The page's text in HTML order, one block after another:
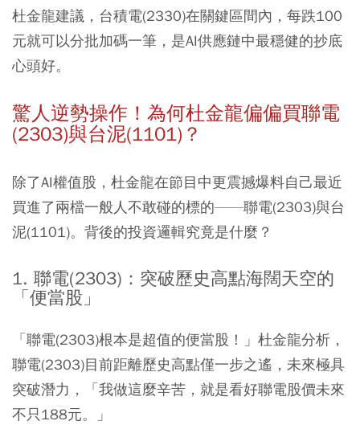
杜金龍建議，台積電(2330)在關鍵區間內，每跌100
元就可以分批加碼一筆，是AI供應鏈中最穩健的抄底
心頭好。
驚人逆勢操作！為何杜金龍偏偏買聯電
(2303)與台泥(1101)？
除了AI權值股，杜金龍在節目中更震撼爆料自己最近
買進了兩檔一般人不敢碰的標的——聯電(2303)與台
泥(1101)。背後的投資邏輯究竟是什麼？
1. 聯電(2303)：突破歷史高點海闊天空的
「便當股」
「聯電(2303)根本是超值的便當股！」杜金龍分析，
聯電(2303)目前距離歷史高點僅一步之遙，未來極具
突破潛力，「我做這麼辛苦，就是看好聯電股價未來
不只188元。」